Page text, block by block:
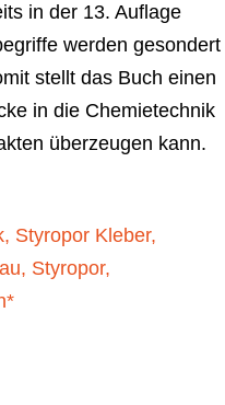
in der 13. Auflage
werden gesondert
stellt das Buch einen
in die Chemietechnik
überzeugen kann.
Styropor Kleber,
Styropor,